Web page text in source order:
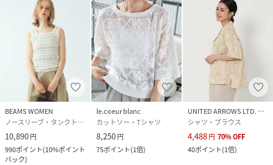
BEAMS WOMEN
ノースリーブ・タンクトップ
10,890円
990ポイント(10%ポイント
バック)
le.coeur blanc
カットソー・Tシャツ
8,250円
75ポイント(1倍)
UNITED ARROWS LTD. OUTLET
シャツ・ブラウス
4,488円 70%OFF
40ポイント(1倍)